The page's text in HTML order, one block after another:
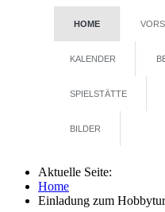
HOME
KALENDER
SPIELSTÄTTE
BILDER
Aktuelle Seite:
Home
Einladung zum